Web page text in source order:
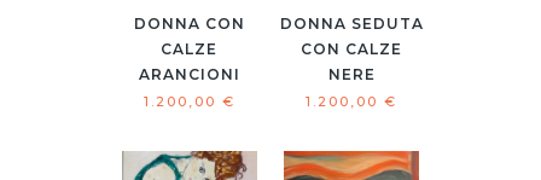
DONNA CON
CALZE
ARANCIONI
1.200,00 €
DONNA SEDUTA
CON CALZE
NERE
1.200,00€